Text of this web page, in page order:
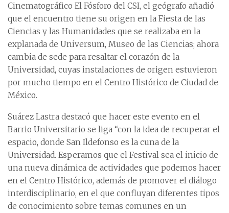
Cinematográfico El Fósforo del CSI, el geógrafo añadió
que el encuentro tiene su origen en la Fiesta de las
Ciencias y las Humanidades que se realizaba en la
explanada de Universum, Museo de las Ciencias; ahora
cambia de sede para resaltar el corazón de la
Universidad, cuyas instalaciones de origen estuvieron
por mucho tiempo en el Centro Histórico de Ciudad de
México.
Suárez Lastra destacó que hacer este evento en el
Barrio Universitario se liga “con la idea de recuperar el
espacio, donde San Ildefonso es la cuna de la
Universidad. Esperamos que el Festival sea el inicio de
una nueva dinámica de actividades que podemos hacer
en el Centro Histórico, además de promover el diálogo
interdisciplinario, en el que confluyan diferentes tipos
de conocimiento sobre temas comunes en un